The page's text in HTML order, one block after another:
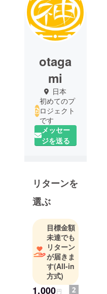
otaga
mi
日本
初めてのプ
ロジェクト
です
メッセー
ジを送る
リターンを
選ぶ
目標金額
未達でも
リターン
が届きま
す(All-in
方式)
1,000円